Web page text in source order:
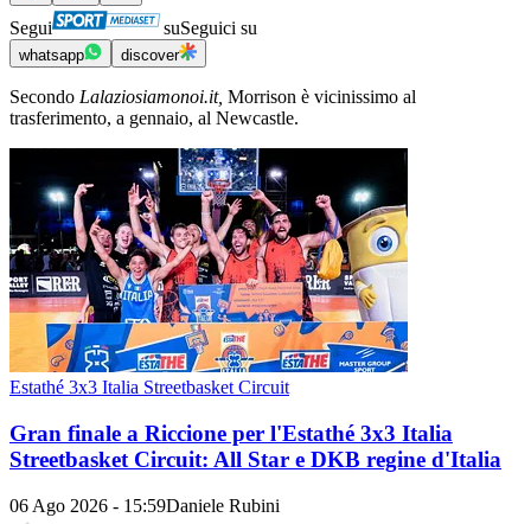
Segui suSeguici su
whatsapp discover
Secondo Lalaziosiamonoi.it, Morrison è vicinissimo al
trasferimento, a gennaio, al Newcastle.
Estathé 3x3 Italia Streetbasket Circuit
Gran finale a Riccione per l'Estathé 3x3 Italia
Streetbasket Circuit: All Star e DKB regine d'Italia
06 Ago 2026 - 15:59Daniele Rubini